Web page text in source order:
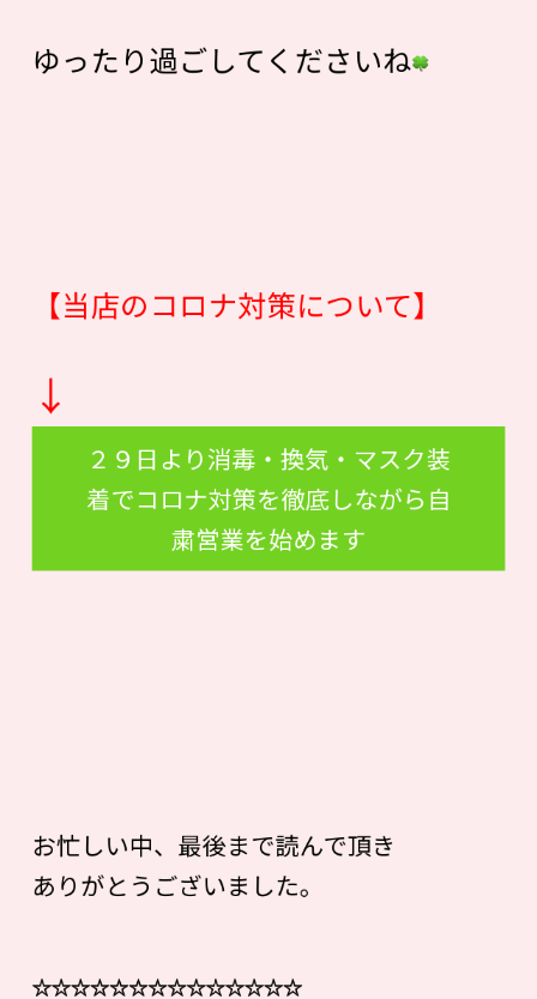
ゆったり過ごしてくださいね
【当店のコロナ対策について】
↓
２９日より消毒・換気・マスク装
着でコロナ対策を徹底しながら自
粛営業を始めます
お忙しい中、最後まで読んで頂き
ありがとうございました。
☆☆☆☆☆☆☆☆☆☆☆☆☆☆